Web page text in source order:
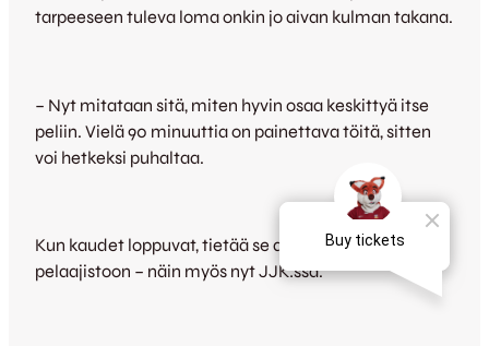
tarpeeseen tuleva loma onkin jo aivan kulman takana.
– Nyt mitataan sitä, miten hyvin osaa keskittyä itse
peliin. Vielä 90 minuuttia on painettava töitä, sitten
voi hetkeksi puhaltaa.
Kun kaudet loppuvat, tietää se aina myös muutoksia
pelaajistoon – näin myös nyt JJK:ssa.